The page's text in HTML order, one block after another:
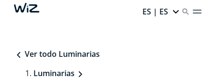
ES | ES
Ver todo Luminarias
Luminarias